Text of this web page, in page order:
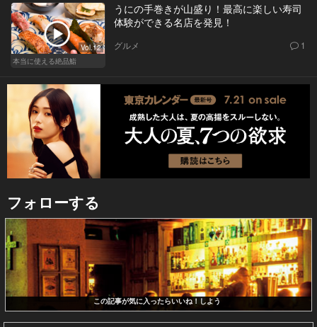
Vol.12
本当に使える絶品鮨
うにの手巻きが山盛り！最高に楽しい寿司
体験ができる名店を発見！
グルメ 1
フォローする
この記事が気に入ったらいいね！しよう